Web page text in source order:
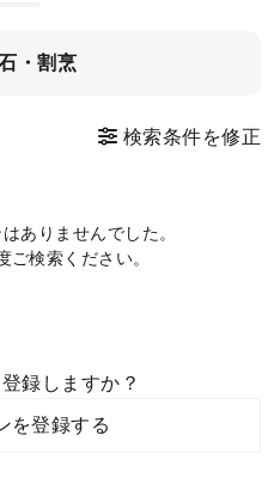
・割烹
検索条件を修正
ありませんでした。
ご検索ください。
録しますか？
を登録する